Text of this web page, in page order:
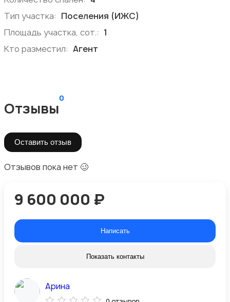
Тип участка: Поселения (ИЖС)
Площадь участка, сот.: 1
Кто разместил: Агент
Отзывы
0
Оставить отзыв
Отзывов пока нет 🥴
9 600 000 ₽
Написать
Показать контакты
Арина